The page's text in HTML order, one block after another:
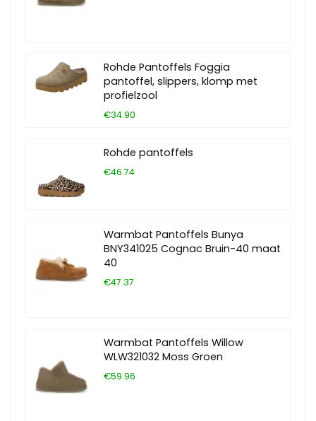
Rohde Pantoffels Foggia
pantoffel, slippers, klomp met
profielzool
€34.90
Rohde pantoffels
€46.74
Warmbat Pantoffels Bunya
BNY341025 Cognac Bruin-40 maat
40
€47.37
Warmbat Pantoffels Willow
WLW321032 Moss Groen
€59.96